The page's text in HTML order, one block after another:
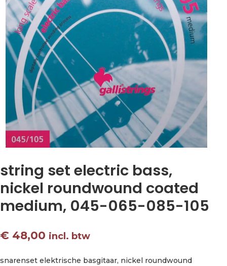
string set electric bass,
nickel roundwound coated
medium, 045-065-085-105
€ 48,00 incl. btw
snarenset elektrische basgitaar, nickel roundwound